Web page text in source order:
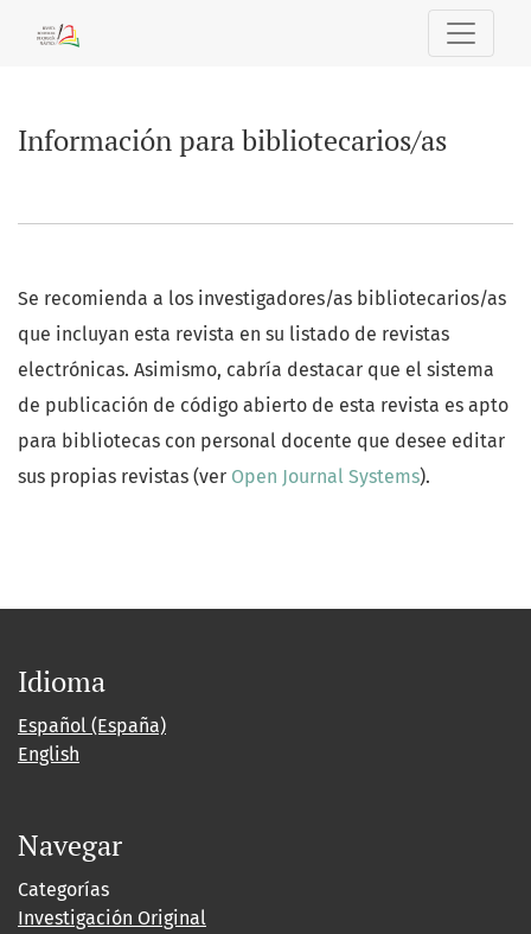
Información para bibliotecarios/as
Se recomienda a los investigadores/as bibliotecarios/as
que incluyan esta revista en su listado de revistas
electrónicas. Asimismo, cabría destacar que el sistema
de publicación de código abierto de esta revista es apto
para bibliotecas con personal docente que desee editar
sus propias revistas (ver Open Journal Systems).
Idioma
Español (España)
English
Navegar
Categorías
Investigación Original